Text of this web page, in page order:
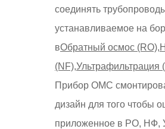
соединять
устанавливаемое на
вОбратный осмос (RO),
(NF),Ультрафильтрация
Прибор ОМС
дизайн для того чтобы
приложенное в РО, НФ,